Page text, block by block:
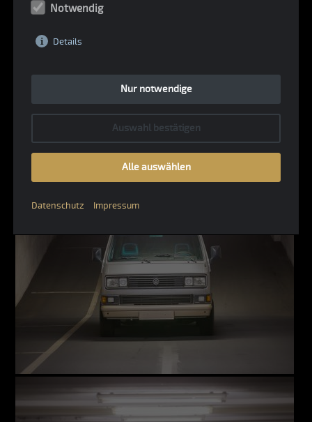
Notwendig
Details
Nur notwendige
Auswahl bestätigen
Alle auswählen
Datenschutz Impressum